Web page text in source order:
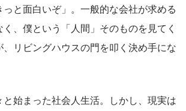
っと面白いぞ」。一般的な会社が求める
く、僕という「人間」そのものを見てく
リビングハウスの門を叩く決め手にな
と始まった社会人生活。しかし、現実は